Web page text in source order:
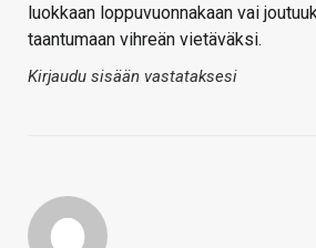
luokkaan loppuvuonnakaan vai
taantumaan vihreän vietäväksi.
Kirjaudu sisään vastataksesi